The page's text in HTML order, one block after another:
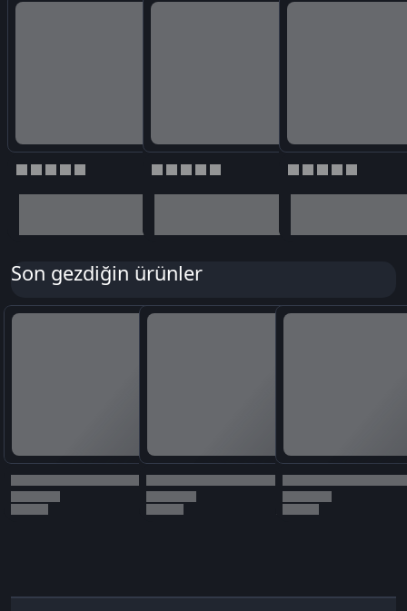
Son gezdiğin ürünler